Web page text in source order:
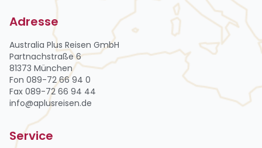
Adresse
Australia Plus Reisen GmbH
Partnachstraße 6
81373 München
Fon 089-72 66 94 0
Fax 089-72 66 94 44
info@aplusreisen.de
Service